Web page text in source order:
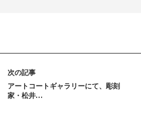
次の記事
アートコートギャラリーにて、彫刻
家・松井…